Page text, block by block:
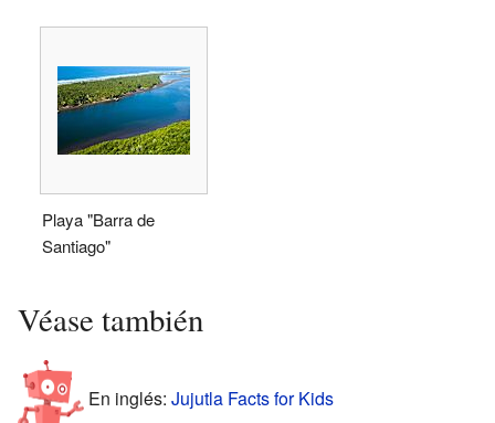
Playa "Barra de
Santiago"
Véase también
En inglés: Jujutla Facts for Kids